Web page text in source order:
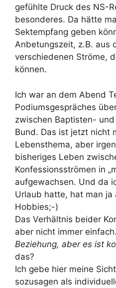
gefühlte Druck des NS-
besonderes. Da hätte
Sektempfang geben
Anbetungszeit, z.B. aus
verschiedenen Ströme,
können.
Ich war an dem Abend
Podiumsgespräches
zwischen Baptisten-
Bund. Das ist jetzt nicht
Lebensthema, aber
bisheriges Leben
Konfessionsströmen in
aufgewachsen. Und da
Urlaub hatte, hat man ja
Hobbies;-)
Das Verhältnis beider
aber nicht immer einfach.
Beziehung, aber es ist
das?
Ich gebe hier meine
sozusagen als